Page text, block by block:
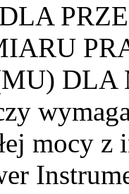
DLA
mocy